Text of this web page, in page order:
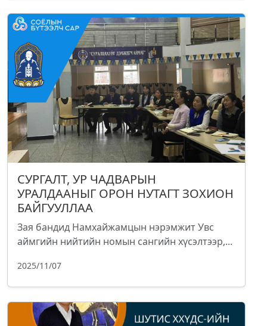
СУРГАЛТ, УР ЧАДВАРЫН
УРАЛДААНЫГ ОРОН НУТАГТ ЗОХИОН
БАЙГУУЛЛАА
Зая бандид Намхайжамцын нэрэмжит Увс
аймгийн нийтийн номын сангийн хүсэлтээр,...
2025/11/07